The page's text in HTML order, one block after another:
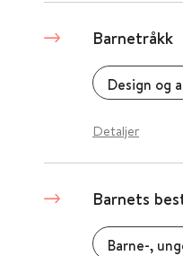
Barnetråkk
Detaljer
Barnets